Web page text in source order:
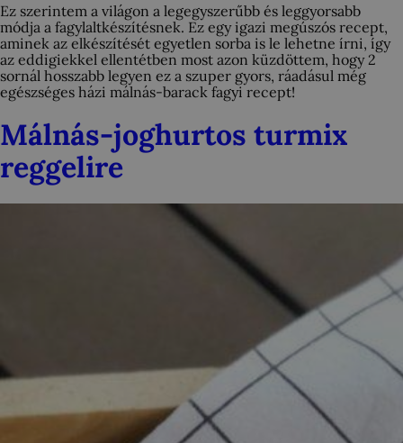
Ez szerintem a világon a legegyszerűbb és leggyorsabb
módja a fagylaltkészítésnek. Ez egy igazi megúszós recept,
aminek az elkészítését egyetlen sorba is le lehetne írni, így
az eddigiekkel ellentétben most azon küzdöttem, hogy 2
sornál hosszabb legyen ez a szuper gyors, ráadásul még
egészséges házi málnás-barack fagyi recept!
Málnás-joghurtos turmix
reggelire